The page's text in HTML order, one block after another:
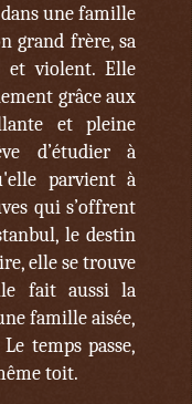
une famille
grand frère, sa
et violent. Elle
grâce aux
et pleine
d’étudier à
parvient à
qui s’offrent
le destin
elle se trouve
fait aussi la
famille aisée,
temps passe,
toit.